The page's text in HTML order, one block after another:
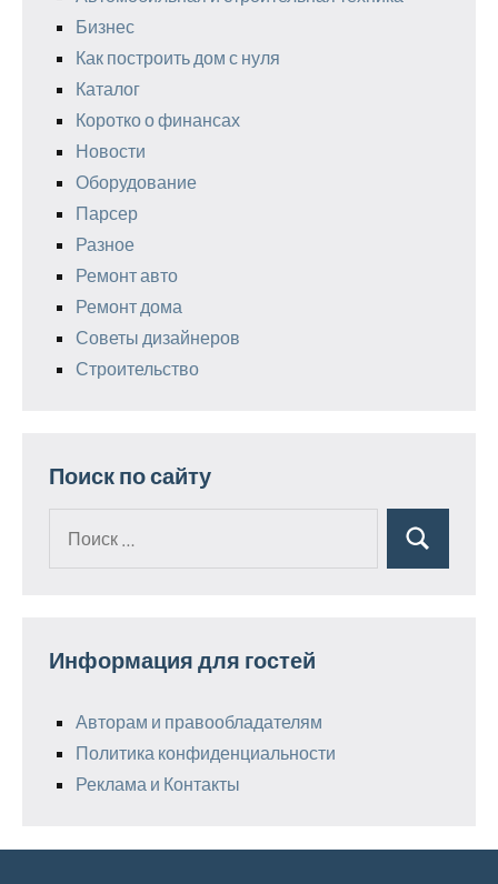
Бизнес
Как построить дом с нуля
Каталог
Коротко о финансах
Новости
Оборудование
Парсер
Разное
Ремонт авто
Ремонт дома
Советы дизайнеров
Строительство
Поиск по сайту
Поиск
Информация для гостей
Авторам и правообладателям
Политика конфиденциальности
Реклама и Контакты